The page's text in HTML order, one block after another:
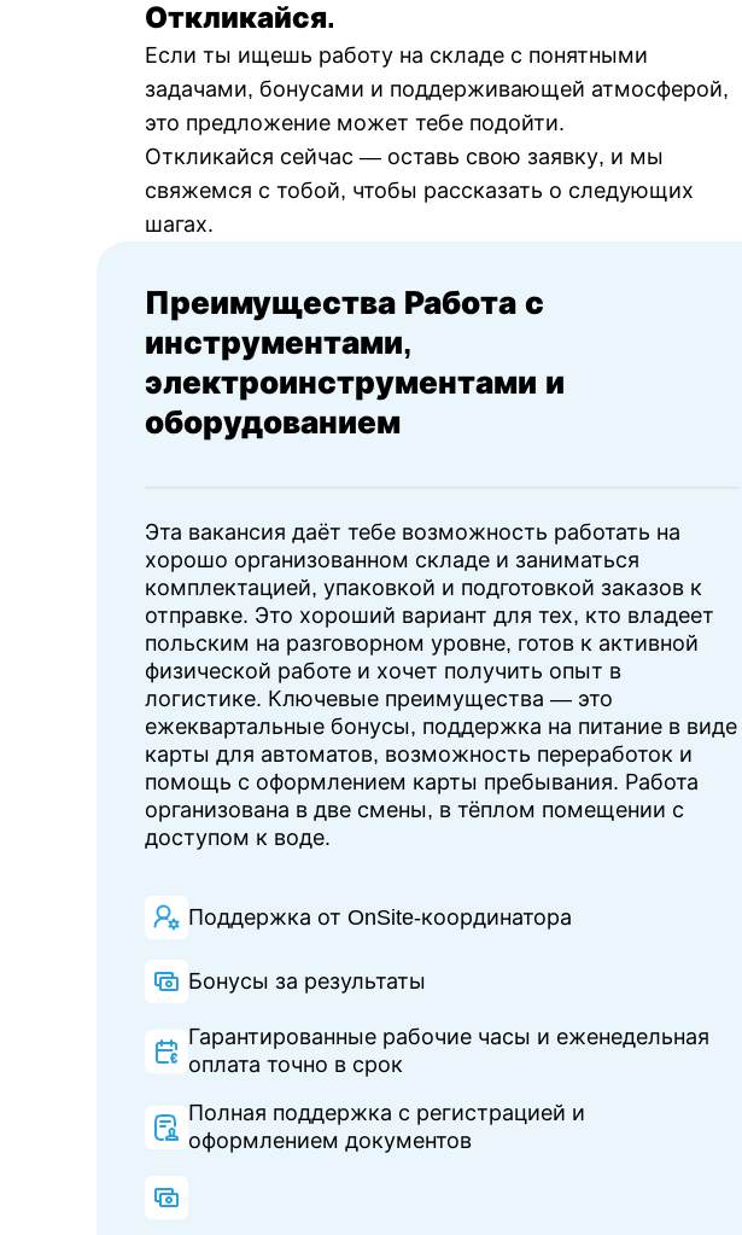
Откликайся.
Если ты ищешь работу на складе с понятными
задачами, бонусами и поддерживающей атмосферой,
это предложение может тебе подойти.
Откликайся сейчас — оставь свою заявку, и мы
свяжемся с тобой, чтобы рассказать о следующих
шагах.
Преимущества Работа с
инструментами,
электроинструментами и
оборудованием
Эта вакансия даёт тебе возможность работать на
хорошо организованном складе и заниматься
комплектацией, упаковкой и подготовкой заказов к
отправке. Это хороший вариант для тех, кто владеет
польским на разговорном уровне, готов к активной
физической работе и хочет получить опыт в
логистике. Ключевые преимущества — это
ежеквартальные бонусы, поддержка на питание в виде
карты для автоматов, возможность переработок и
помощь с оформлением карты пребывания. Работа
организована в две смены, в тёплом помещении с
доступом к воде.
Поддержка от OnSite-координатора
Бонусы за результаты
Гарантированные рабочие часы и еженедельная
оплата точно в срок
Полная поддержка с регистрацией и
оформлением документов